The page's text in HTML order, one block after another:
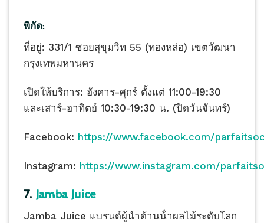
พิกัด:
ที่อยู่: 331/1 ซอยสุขุมวิท 55 (ทองหล่อ) เขตวัฒนา
กรุงเทพมหานคร
เปิดให้บริการ: อังคาร-ศุกร์ ตั้งแต่ 11:00-19:30
และเสาร์-อาทิตย์ 10:30-19:30 น. (ปิดวันจันทร์)
Facebook: https://www.facebook.com/
Instagram: https://www.instagram.com/
7. Jamba Juice
Jamba Juice แบรนด์ผู้นำด้านน้ําผลไม้ระดับโลก